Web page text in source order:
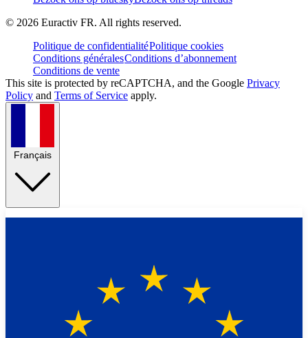
© 2026 Euractiv FR. All rights reserved.
Politique de confidentialitéPolitique cookies
Conditions généralesConditions d’abonnement
Conditions de vente
This site is protected by reCAPTCHA, and the Google Privacy
Policy and Terms of Service apply.
Français